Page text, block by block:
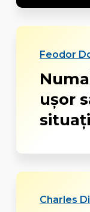
Feodor
ușor
Charles